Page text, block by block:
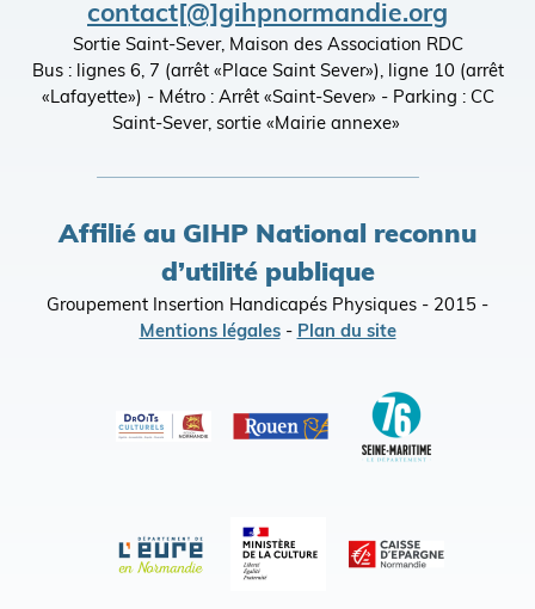
contact[@]gihpnormandie.org
Sortie Saint-Sever, Maison des Association RDC
Bus : lignes 6, 7 (arrêt «Place Saint Sever»), ligne 10 (arrêt
«Lafayette») - Métro : Arrêt «Saint-Sever» - Parking : CC
Saint-Sever, sortie «Mairie annexe»
Affilié au GIHP National reconnu
d’utilité publique
Groupement Insertion Handicapés Physiques - 2015 -
Mentions légales- Plan du site